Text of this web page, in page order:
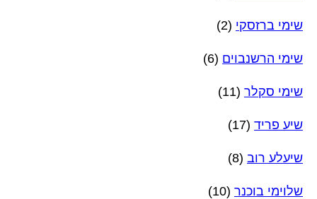
שימי ברזסקי (2)
שימי הרשנבוים (6)
שימי סקלר (11)
שיע פריד (17)
שיעלע רוב (8)
שלוימי בוכנר (10)